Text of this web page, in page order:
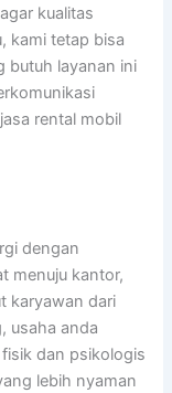
kualitas
kami tetap bisa
butuh layanan ini
rental mobil
dengan
menuju kantor,
karyawan dari
usaha anda
dan psikologis
lebih nyaman